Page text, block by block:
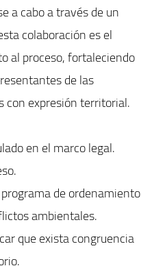
a cabo a través de un
colaboración es el
al proceso, fortaleciendo
de las
con expresión territorial.
en el marco legal.
de ordenamiento
ambientales.
que exista congruencia